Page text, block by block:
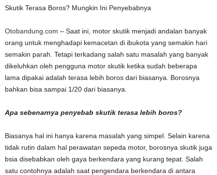
Skutik Terasa Boros? Mungkin Ini Penyebabnya
Otobandung.com – Saat ini, motor skutik menjadi andalan banyak
orang untuk menghadapi kemacetan di ibukota yang semakin hari
semakin parah. Tetapi terkadang salah satu masalah yang banyak
dikeluhkan oleh pengguna motor skutik ketika sudah beberapa
lama dipakai adalah terasa lebih boros dari biasanya. Borosnya
bahkan bisa sampai 1/20 dari biasanya.
Apa sebenarnya penyebab skutik terasa lebih boros?
Biasanya hal ini hanya karena masalah yang simpel. Selain karena
tidak rutin dalam hal perawatan sepeda motor, borosnya skutik juga
bsia disebabkan oleh gaya berkendara yang kurang tepat. Salah
satu contohnya adalah saat pengendara berkendara di antara